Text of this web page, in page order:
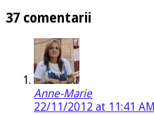
37 comentarii
Anne-Marie
22/11/2012 at 11:41 AM